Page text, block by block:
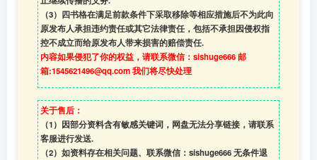
（3）四书格在满足前款条件下采取移除等相应措施后不为此向
原发布人承担违约责任或其它法律责任，包括不承担因侵权指
控不成立而给原发布人带来损害的赔偿责任.
内容如果侵犯了你的权益，请联系微信：sishuge666 邮
箱:1545621496@qq.com 我们将尽快处理
关于售后：
（1）因部分资料含有敏感关键词，网盘无法分享链接，请联系
客服进行发送.
（2）如资料存在相关问题、联系微信：sishuge666 无条件退